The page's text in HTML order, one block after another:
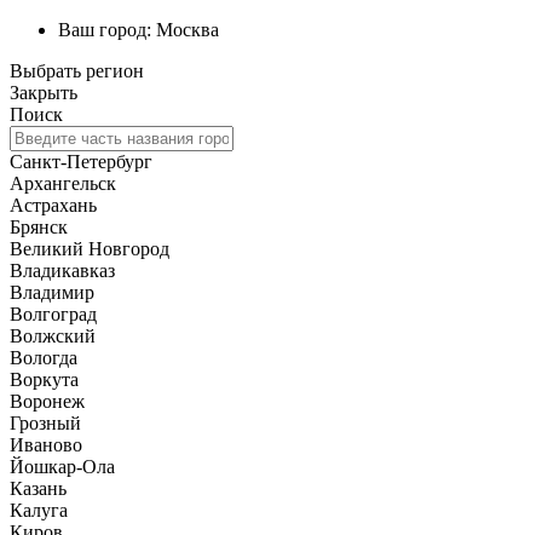
Ваш город: Москва
Выбрать регион
Закрыть
Поиск
Санкт-Петербург
Архангельск
Астрахань
Брянск
Великий Новгород
Владикавказ
Владимир
Волгоград
Волжский
Вологда
Воркута
Воронеж
Грозный
Иваново
Йошкар-Ола
Казань
Калуга